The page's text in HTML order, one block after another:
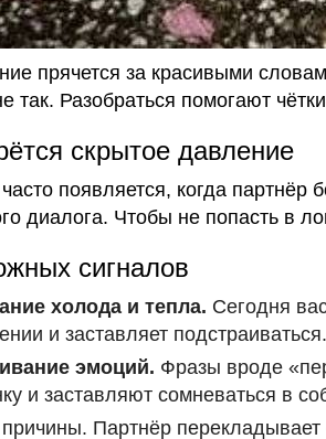
прячется за красивыми
так. Разобраться помогают
скрытое давление
появляется, когда партнёр
диалога. Чтобы не попасть в
сигналов
холода и тепла. Сегодня
и заставляет подстраиваться.
эмоций. Фразы вроде
и заставляют сомневаться в
Партнёр